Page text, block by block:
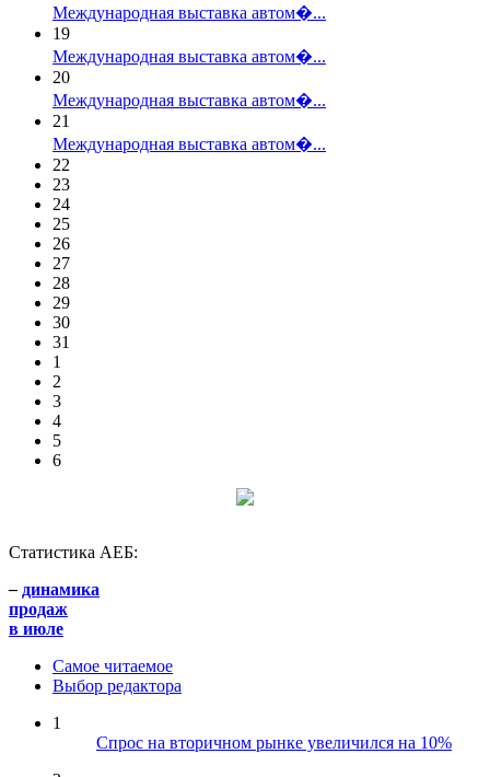
Международная выставка автом�...
19
Международная выставка автом�...
20
Международная выставка автом�...
21
Международная выставка автом�...
22
23
24
25
26
27
28
29
30
31
1
2
3
4
5
6
Статистика АЕБ:
– динамика
продаж
в июле
Самое читаемое
Выбор редактора
1
Спрос на вторичном рынке увеличился на 10%